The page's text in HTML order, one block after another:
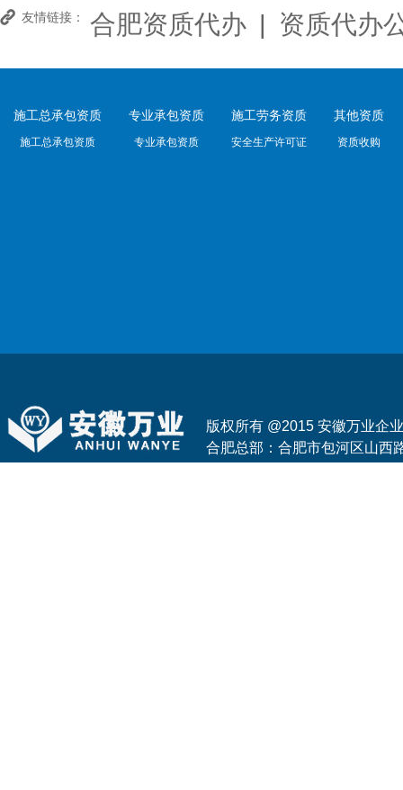
友情链接： 合肥资质代办 | 资质代办
施工总承包资质
施工总承包资质
专业承包资质
专业承包资质
施工劳务资质
安全生产许可证
其他资质
资质收购
版权所有 @2015 安徽万业企
合肥总部：合肥市包河区山西